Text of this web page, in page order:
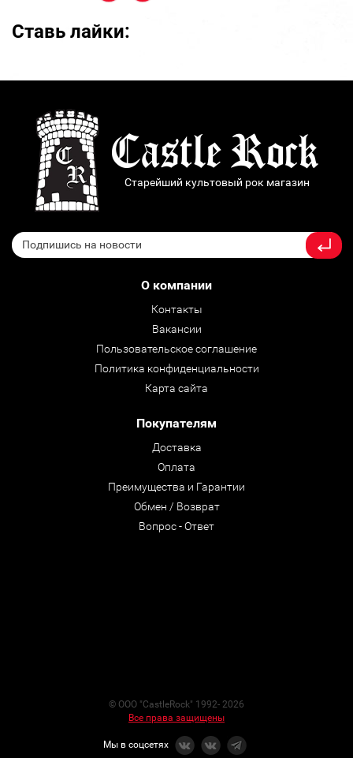
Ставь лайки:
Старейший культовый рок магазин
О компании
Контакты
Вакансии
Пользовательское соглашение
Политика конфиденциальности
Карта сайта
Покупателям
Доставка
Оплата
Преимущества и Гарантии
Обмен / Возврат
Вопрос - Ответ
© ООО "CastleRock" 1992- 2026
Все права защищены
Мы в соцсетях